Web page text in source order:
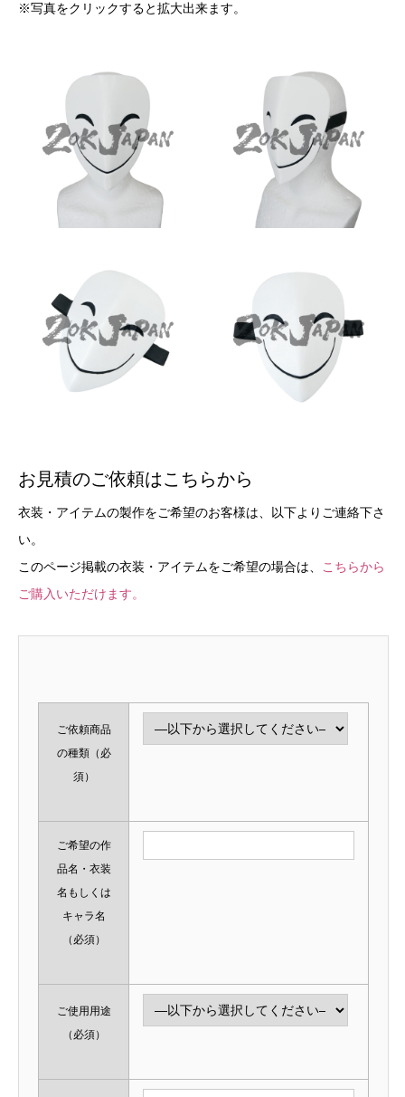
※写真をクリックすると拡大出来ます。
お見積のご依頼はこちらから
衣装・アイテムの製作をご希望のお客様は、以下よりご連絡下さ
い。
このページ掲載の衣装・アイテムをご希望の場合は、
こちらから
ご購入いただけます。
ご依頼商品
の種類（必
須）
ご希望の作
品名・衣装
名もしくは
キャラ名
（必須）
ご使用用途
（必須）